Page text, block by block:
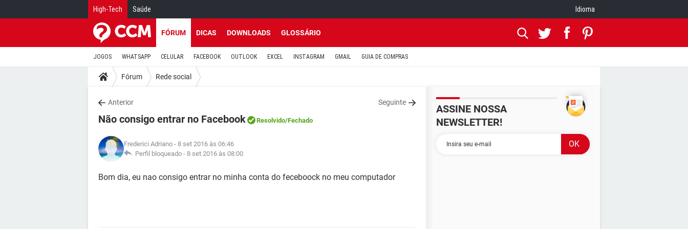
High-Tech Saúde Idioma
FÓRUM DICAS DOWNLOADS GLOSSÁRIO
JOGOS WHATSAPP CELULAR FACEBOOK OUTLOOK EXCEL INSTAGRAM GMAIL GUIA DE COMPRAS
Fórum Rede social
Anterior Seguinte
Não consigo entrar no Facebook Resolvido/Fechado
Frederici Adriano - 8 set 2016 às 06:46
Perfil bloqueado - 8 set 2016 às 08:00
Bom dia, eu nao consigo entrar no minha conta do feceboock no meu computador
ASSINE NOSSA
NEWSLETTER!